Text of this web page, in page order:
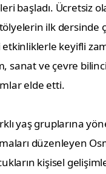
başladı. Ücretsiz
ilk dersinde
keyifli
sanat ve çevre
elde etti.
yaş gruplarına
düzenleyen
kişisel